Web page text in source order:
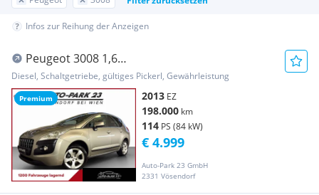
Infos zur Reihung der Anzeigen
Premium
Peugeot 3008 1,6
HDi**PICKERL12/2026**DISKONTPREIS*MOD2014
Diesel, Schaltgetriebe, gültiges Pickerl, Gewährleistung
2013 EZ
198.000 km
114 PS (84 kW)
Auto-Park 23 GmbH
2331 Vösendorf
€ 4.999